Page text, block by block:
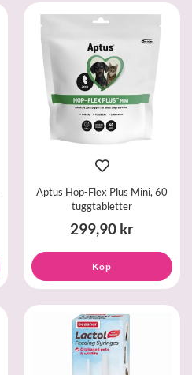
Aptus Hop-Flex Plus Mini, 60
tuggtabletter
299,90 kr
Köp